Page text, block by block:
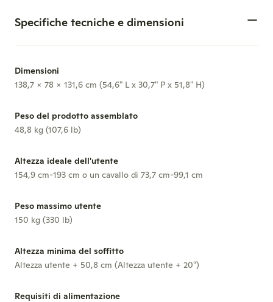
Specifiche tecniche e dimensioni
Dimensioni
138,7 x 78 x 131,6 cm (54,6" L x 30,7" P x 51,8" H)
Peso del prodotto assemblato
48,8 kg (107,6 lb)
Altezza ideale dell'utente
154,9 cm-193 cm o un cavallo di 73,7 cm-99,1 cm
Peso massimo utente
150 kg (330 lb)
Altezza minima del soffitto
Altezza utente + 50,8 cm (Altezza utente + 20")
Requisiti di alimentazione